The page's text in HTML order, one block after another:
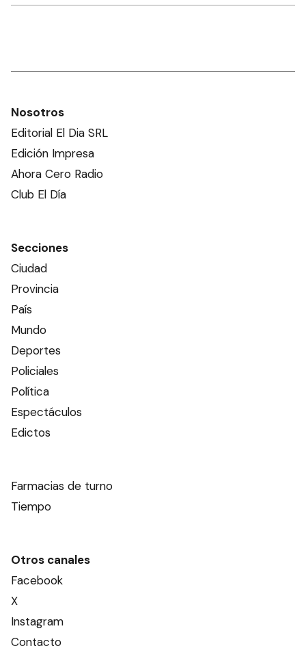
Nosotros
Editorial El Dia SRL
Edición Impresa
Ahora Cero Radio
Club El Día
Secciones
Ciudad
Provincia
País
Mundo
Deportes
Policiales
Política
Espectáculos
Edictos
Farmacias de turno
Tiempo
Otros canales
Facebook
X
Instagram
Contacto